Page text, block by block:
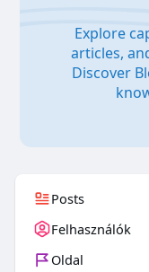
Explore
articles,
Discover
Posts
Felhasználók
Oldal